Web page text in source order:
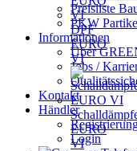
DPF
EURO
VI
EURO
VI
Preisliste
PKW
Informationen
Über
Jobs /
Kontakt
Händler
Login